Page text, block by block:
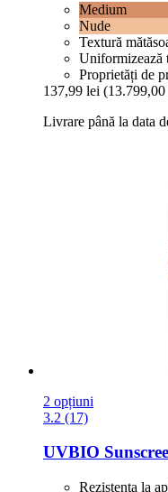
Medium
Nude
Textură
Uniformizează
Proprietăți de
137,99 lei
Livrare până la data
2 opțiuni
3.2 (17)
UVBIO
Rezistenta la